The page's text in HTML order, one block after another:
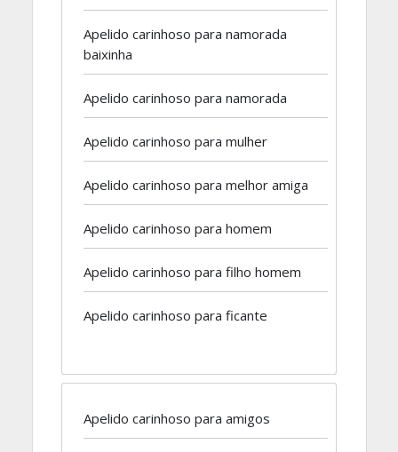
Apelido carinhoso para namorada
baixinha
Apelido carinhoso para namorada
Apelido carinhoso para mulher
Apelido carinhoso para melhor amiga
Apelido carinhoso para homem
Apelido carinhoso para filho homem
Apelido carinhoso para ficante
Apelido carinhoso para amigos